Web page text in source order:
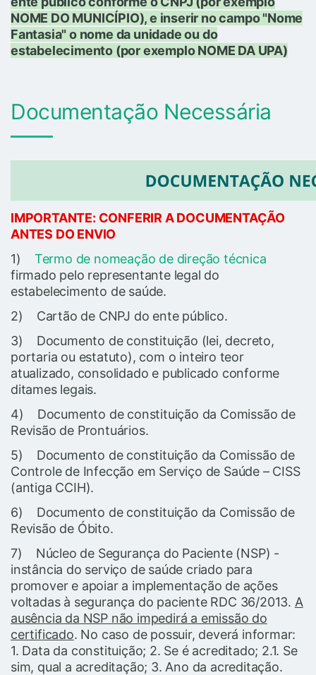
NOME DO MUNICÍPIO), e inserir no campo "Nome
Fantasia" o nome da unidade ou do
estabelecimento (por exemplo NOME DA UPA)
Documentação Necessária
IMPORTANTE: CONFERIR A DOCUMENTAÇÃO
ANTES DO ENVIO
1) Termo de nomeação de direção técnica
firmado pelo representante legal do
estabelecimento de saúde.
2) Cartão de CNPJ do ente público.
3) Documento de constituição (lei, decreto,
portaria ou estatuto), com o inteiro teor
atualizado, consolidado e publicado conforme
ditames legais.
4) Documento de constituição da Comissão de
Revisão de Prontuários.
5) Documento de constituição da Comissão de
Controle de Infecção em Serviço de Saúde – CISS
(antiga CCIH).
6) Documento de constituição da Comissão de
Revisão de Óbito.
7) Núcleo de Segurança do Paciente (NSP) -
instância do serviço de saúde criado para
promover e apoiar a implementação de ações
voltadas à segurança do paciente RDC 36/2013. A
ausência da NSP não impedirá a emissão do
certificado. No caso de possuir, deverá informar:
1. Data da constituição; 2. Se é acreditado; 2.1. Se
sim, qual a acreditação; 3. Ano da acreditação.